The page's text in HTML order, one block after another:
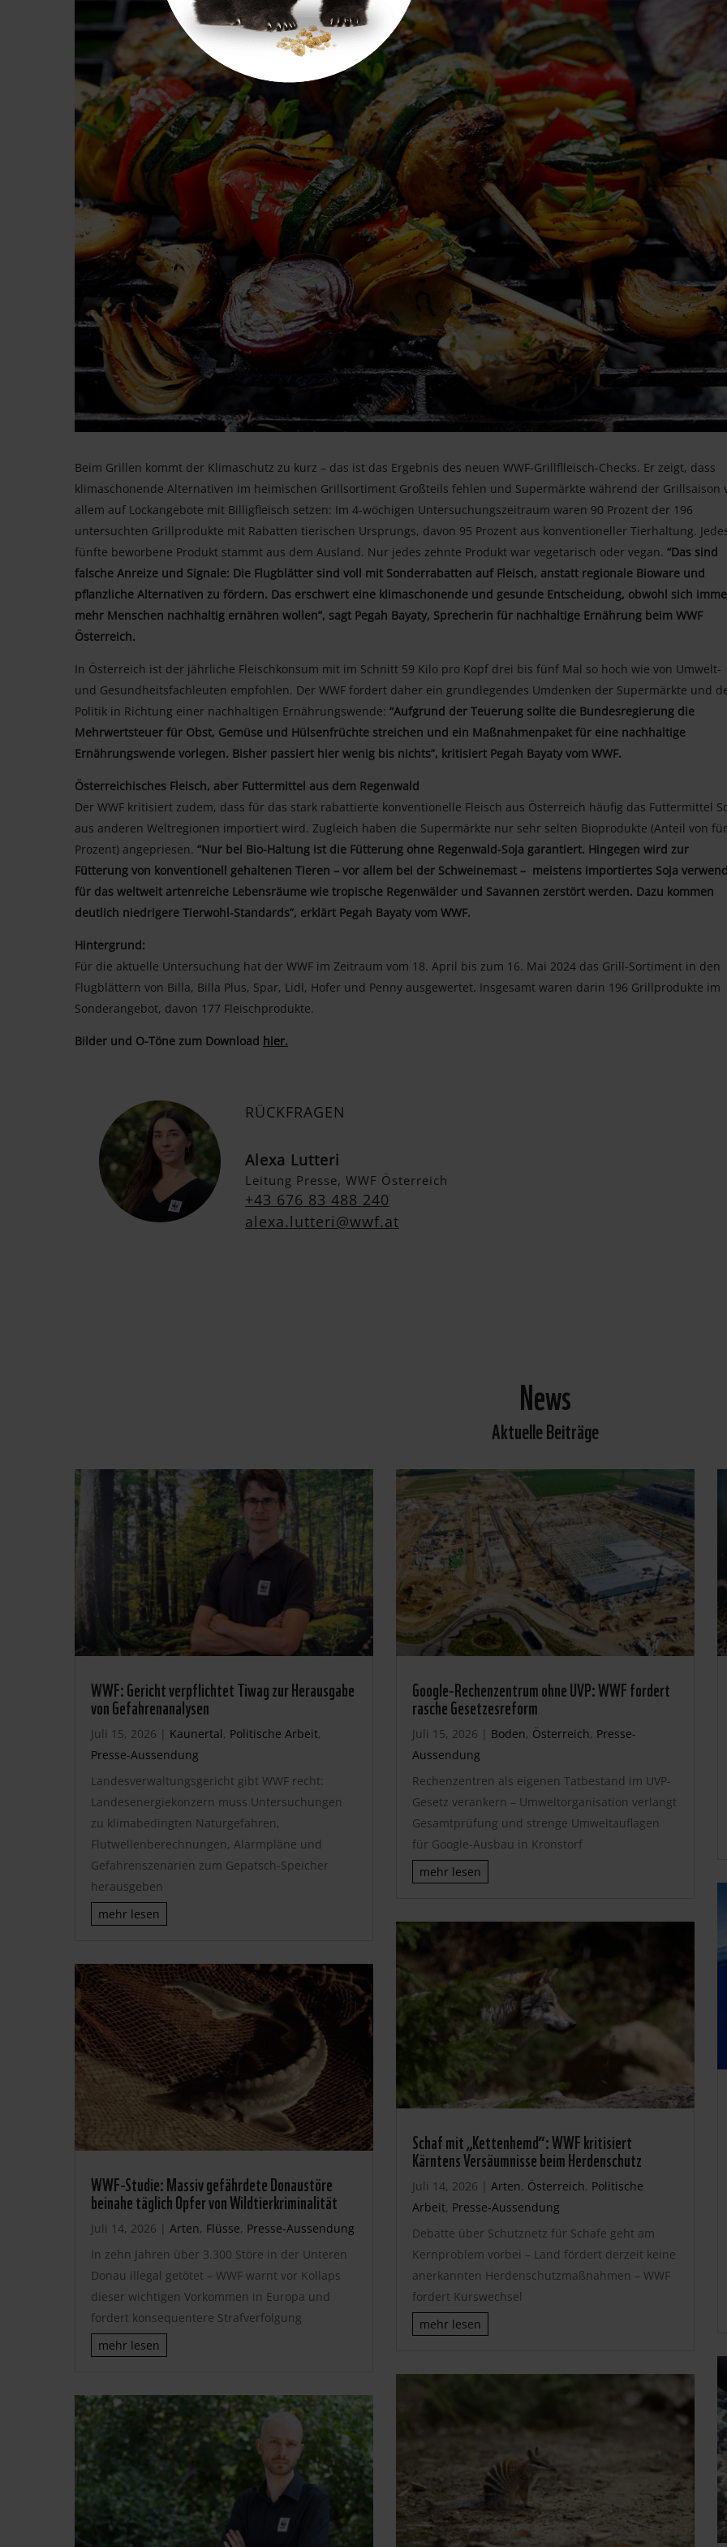
Beim Grillen kommt der Klimaschutz zu kurz – das ist das Ergebnis des neuen WWF-Grillflleisch-Checks. Er zeigt, dass
klimaschonende Alternativen im heimischen Grillsortiment Großteils fehlen und Supermärkte während der Grillsaison
allem auf Lockangebote mit Billigfleisch setzen: Im 4-wöchigen Untersuchungszeitraum waren 90 Prozent der 196
untersuchten Grillprodukte mit Rabatten tierischen Ursprungs, davon 95 Prozent aus konventioneller Tierhaltung.
fünfte beworbene Produkt stammt aus dem Ausland. Nur jedes zehnte Produkt war vegetarisch oder vegan. “Das sind
falsche Anreize und Signale: Die Flugblätter sind voll mit Sonderrabatten auf Fleisch, anstatt regionale Bioware und
pflanzliche Alternativen zu fördern. Das erschwert eine klimaschonende und gesunde Entscheidung, obwohl sich
mehr Menschen nachhaltig ernähren wollen”, sagt Pegah Bayaty, Sprecherin für nachhaltige Ernährung beim WWF
Österreich.
In Österreich ist der jährliche Fleischkonsum mit im Schnitt 59 Kilo pro Kopf drei bis fünf Mal so hoch wie von Umwelt-
und Gesundheitsfachleuten empfohlen. Der WWF fordert daher ein grundlegendes Umdenken der Supermärkte und
Politik in Richtung einer nachhaltigen Ernährungswende: “Aufgrund der Teuerung sollte die Bundesregierung die
Mehrwertsteuer für Obst, Gemüse und Hülsenfrüchte streichen und ein Maßnahmenpaket für eine nachhaltige
Ernährungswende vorlegen. Bisher passiert hier wenig bis nichts”, kritisiert Pegah Bayaty vom WWF.
Österreichisches Fleisch, aber Futtermittel aus dem Regenwald
Der WWF kritisiert zudem, dass für das stark rabattierte konventionelle Fleisch aus Österreich häufig das Futtermittel
aus anderen Weltregionen importiert wird. Zugleich haben die Supermärkte nur sehr selten Bioprodukte (Anteil von
Prozent) angepriesen. “Nur bei Bio-Haltung ist die Fütterung ohne Regenwald-Soja garantiert. Hingegen wird zur
Fütterung von konventionell gehaltenen Tieren – vor allem bei der Schweinemast – meistens importiertes Soja
für das weltweit artenreiche Lebensräume wie tropische Regenwälder und Savannen zerstört werden. Dazu kommen
deutlich niedrigere Tierwohl-Standards”, erklärt Pegah Bayaty vom WWF.
Hintergrund:
Für die aktuelle Untersuchung hat der WWF im Zeitraum vom 18. April bis zum 16. Mai 2024 das Grill-Sortiment in den
Flugblättern von Billa, Billa Plus, Spar, Lidl, Hofer und Penny ausgewertet. Insgesamt waren darin 196 Grillprodukte im
Sonderangebot, davon 177 Fleischprodukte.
Bilder und O-Töne zum Download hier.
RÜCKFRAGEN
Alexa Lutteri
Leitung Presse, WWF Österreich
+43 676 83 488 240
alexa.lutteri@wwf.at
News
Aktuelle Beiträge
WWF: Gericht verpflichtet Tiwag zur Herausgabe
von Gefahrenanalysen
Juli 15, 2026 | Kaunertal, Politische Arbeit,
Presse-Aussendung
Landesverwaltungsgericht gibt WWF recht:
Landesenergiekonzern muss Untersuchungen
zu klimabedingten Naturgefahren,
Flutwellenberechnungen, Alarmpläne und
Gefahrenszenarien zum Gepatsch-Speicher
herausgeben
mehr lesen
WWF-Studie: Massiv gefährdete Donaustöre
beinahe täglich Opfer von Wildtierkriminalität
Juli 14, 2026 | Arten, Flüsse, Presse-Aussendung
In zehn Jahren über 3.300 Störe in der Unteren
Donau illegal getötet – WWF warnt vor Kollaps
dieser wichtigen Vorkommen in Europa und
fordert konsequentere Strafverfolgung
mehr lesen
Google-Rechenzentrum ohne UVP: WWF fordert
rasche Gesetzesreform
Juli 15, 2026 | Boden, Österreich, Presse-
Aussendung
Rechenzentren als eigenen Tatbestand im UVP-
Gesetz verankern – Umweltorganisation verlangt
Gesamtprüfung und strenge Umweltauflagen
für Google-Ausbau in Kronstorf
mehr lesen
Schaf mit „Kettenhemd“: WWF kritisiert
Kärntens Versäumnisse beim Herdenschutz
Juli 14, 2026 | Arten, Österreich, Politische
Arbeit, Presse-Aussendung
Debatte über Schutznetz für Schafe geht am
Kernproblem vorbei – Land fördert derzeit keine
anerkannten Herdenschutzmaßnahmen – WWF
fordert Kurswechsel
mehr lesen